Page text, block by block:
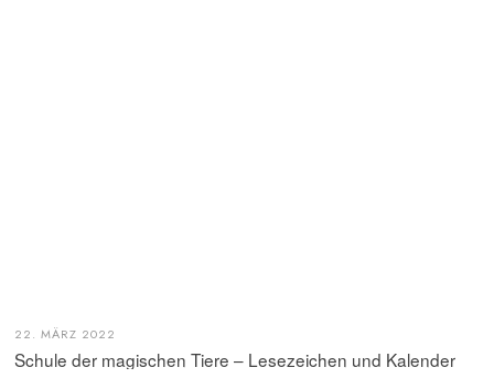
22. MÄRZ 2022
Schule der magischen Tiere – Lesezeichen und Kalender